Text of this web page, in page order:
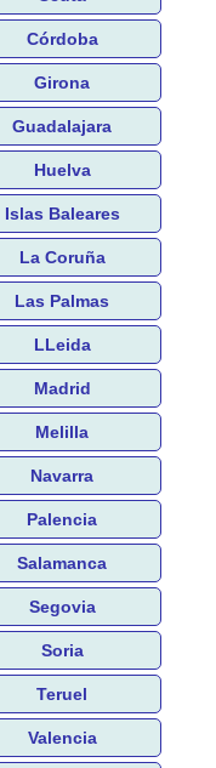
Córdoba
Girona
Guadalajara
Huelva
Islas Baleares
La Coruña
Las Palmas
LLeida
Madrid
Melilla
Navarra
Palencia
Salamanca
Segovia
Soria
Teruel
Valencia